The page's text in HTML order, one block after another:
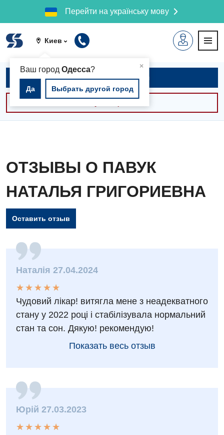
Перейти на українську мову
Киев
×
Ваш город Одесса?
Да Выбрать другой город
Записаться на приём
ОТЗЫВЫ О ПАВУК
НАТАЛЬЯ ГРИГОРИЕВНА
Оставить отзыв
Наталія 27.04.2024
★
★
★
★
★
★ ★ ★ ★ ★
Чудовий лікар! витягла мене з неадекватного
стану у 2022 році і стабілізувала нормальний
стан та сон. Дякую! рекомендую!
Показать весь отзыв
Юрій 27.03.2023
★
★
★
★
★
★ ★ ★ ★ ★